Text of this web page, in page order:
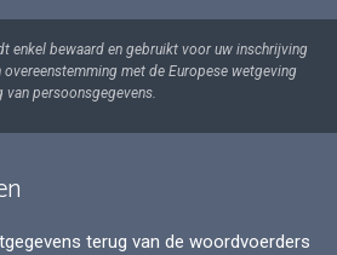
enkel bewaard en gebruikt voor uw inschrijving
met de Europese wetgeving
van persoonsgegevens.
terug van de woordvoerders